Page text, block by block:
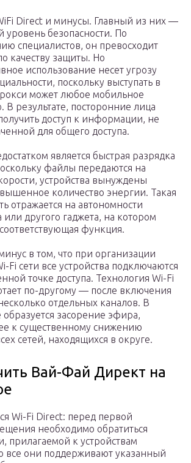
Direct и минусы. Главный из них —
уровень безопасности. По
специалистов, он превосходит
качеству защиты. Но
использование несет угрозу
поскольку выступать в
может любое мобильное
В результате, посторонние лица
доступ к информации, не
для общего доступа.
является быстрая разрядка
файлы передаются на
устройства вынуждены
количество энергии. Такая
отражается на автономности
другого гаджета, на котором
функция.
в том, что при организации
Fi сети все устройства подключаются
точке доступа. Технология Wi-Fi
по-другому — после включения
отдельных каналов. В
образуется засорение эфира,
к существенному снижению
сетей, находящихся в округе.
Вай-Фай Директ на
Wi-Fi Direct: перед первой
необходимо обратиться
прилагаемой к устройствам
все они поддерживают указанный